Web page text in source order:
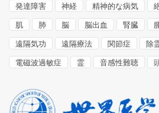
発達障害 神経 精神的な病気
肌 肺 脳 脳出血 腎臓
遠隔気功 遠隔療法 関節症 除
電磁波過敏症 霊 音感性難聴